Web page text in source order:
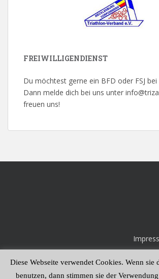
FREIWILLIGENDIENST
Du möchtest gerne ein BFD oder FSJ
Dann melde dich bei uns unter
freuen uns!
Diese Webseite verwendet Cookies. Wenn sie
benutzen, dann stimmen sie der